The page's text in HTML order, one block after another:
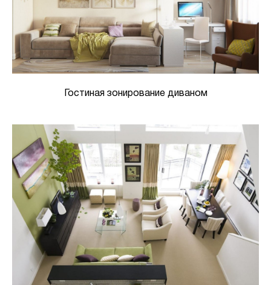
Гостиная зонирование диваном